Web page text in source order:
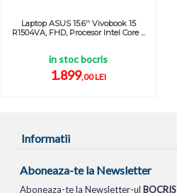
Laptop ASUS 15.6'' Vivobook 15
R1504VA, FHD, Procesor Intel Core ...
in stoc bocris
1.899,00 LEI
Informatii
Aboneaza-te la Newsletter
Aboneaza-te la Newsletter-ul BOCRIS